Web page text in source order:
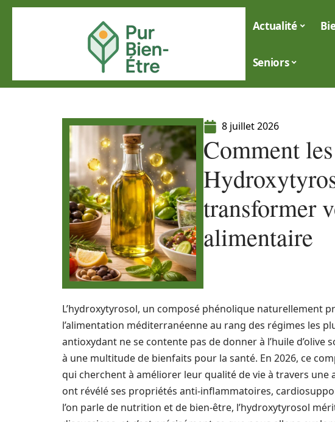
Actualité
Seniors
8 juillet 2026
Comment
transformer
alimentaire
L’hydroxytyrosol, un composé phénolique naturellement
l’alimentation méditerranéenne au rang des régimes les
antioxydant ne se contente pas de donner à l’huile d’olive
à une multitude de bienfaits pour la santé. En 2026, ce
qui cherchent à améliorer leur qualité de vie à travers une
ont révélé ses propriétés anti-inflammatoires,
l’on parle de nutrition et de bien-être, l’hydroxytyrosol